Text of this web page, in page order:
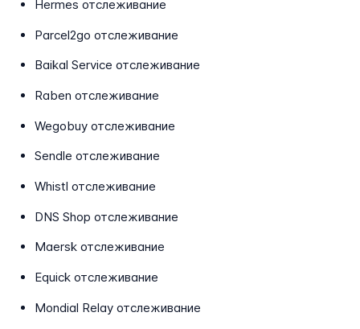
Hermes отслеживание
Parcel2go отслеживание
Baikal Service отслеживание
Raben отслеживание
Wegobuy отслеживание
Sendle отслеживание
Whistl отслеживание
DNS Shop отслеживание
Maersk отслеживание
Equick отслеживание
Mondial Relay отслеживание